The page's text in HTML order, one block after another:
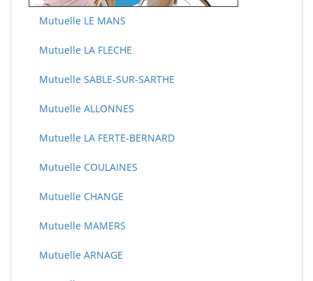
Mutuelle LE MANS
Mutuelle LA FLECHE
Mutuelle SABLE-SUR-SARTHE
Mutuelle ALLONNES
Mutuelle LA FERTE-BERNARD
Mutuelle COULAINES
Mutuelle CHANGE
Mutuelle MAMERS
Mutuelle ARNAGE